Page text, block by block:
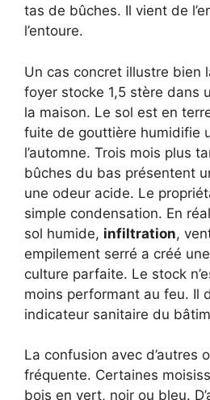
tas de bûches. Il vient de
l’entoure.
Un cas concret illustre bien
foyer stocke 1,5 stère dans
la maison. Le sol est en
fuite de gouttière humidifie
l’automne. Trois mois plus
bûches du bas présentent
une odeur acide. Le
simple condensation. En
sol humide, infiltration,
empilement serré a créé
culture parfaite. Le stock
moins performant au feu. Il
indicateur sanitaire du
La confusion avec d’autres
fréquente. Certaines
bois en vert, noir ou bleu.